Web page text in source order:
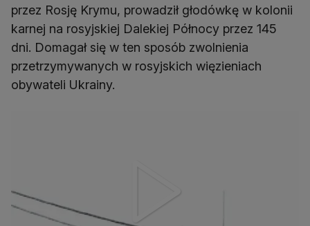
przez Rosję Krymu, prowadził głodówkę w kolonii
karnej na rosyjskiej Dalekiej Północy przez 145
dni. Domagał się w ten sposób zwolnienia
przetrzymywanych w rosyjskich więzieniach
obywateli Ukrainy.